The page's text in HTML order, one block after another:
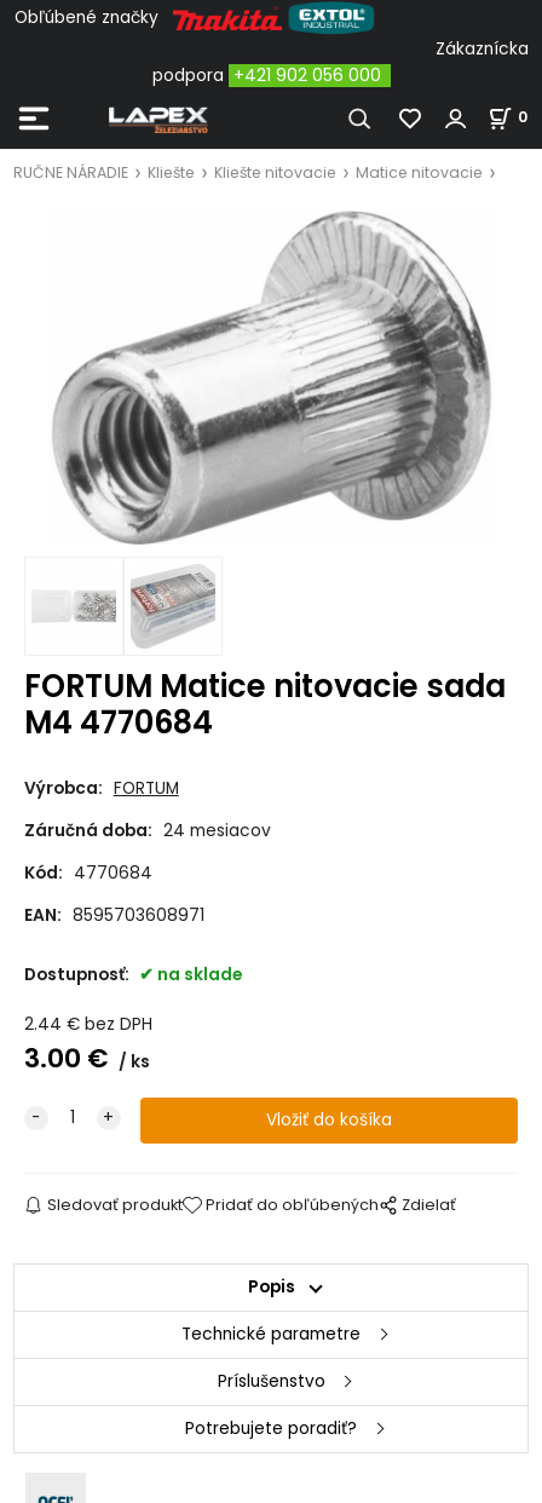
Obľúbené značky
Zákaznícka
podpora +421 902 056 000
0
RUČNE NÁRADIE Kliešte Kliešte nitovacie Matice nitovacie
FORTUM Matice nitovacie sada
M4 4770684
Výrobca: FORTUM
Záručná doba: 24 mesiacov
Kód: 4770684
EAN: 8595703608971
Dostupnosť: na sklade
2.44 € bez DPH
3.00 € ks
Sledovať produkt Pridať do obľúbených Zdielať
Popis
Technické parametre
Príslušenstvo
Potrebujete poradiť?